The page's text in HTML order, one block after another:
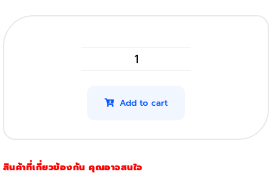
Ricoh
(7,000แผ่น)
quantity
Add to cart
สินค้าที่เกี่ยวข้องกัน คุณอาจสนใจ